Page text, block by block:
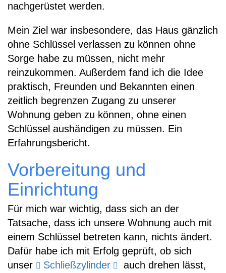
nachgerüstet werden.
Mein Ziel war insbesondere, das Haus gänzlich
ohne Schlüssel verlassen zu können ohne
Sorge habe zu müssen, nicht mehr
reinzukommen. Außerdem fand ich die Idee
praktisch, Freunden und Bekannten einen
zeitlich begrenzen Zugang zu unserer
Wohnung geben zu können, ohne einen
Schlüssel aushändigen zu müssen. Ein
Erfahrungsbericht.
Vorbereitung und
Einrichtung
Für mich war wichtig, dass sich an der
Tatsache, dass ich unsere Wohnung auch mit
einem Schlüssel betreten kann, nichts ändert.
Dafür habe ich mit Erfolg geprüft, ob sich
unser
Schließzylinder
auch drehen lässt,